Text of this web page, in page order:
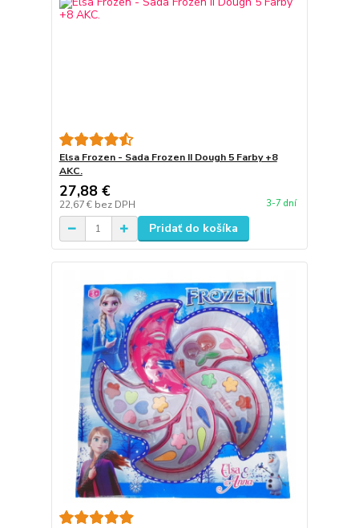
Elsa Frozen - Sada Frozen II Dough 5 Farby +8
AKC.
27,88 €
22,67 € bez DPH 3-7 dní
Pridať do košíka